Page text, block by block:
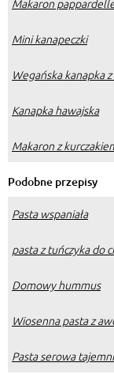
Makaron
Mini kanapeczki
Wegańska kanapka
Kanapka hawajska
Makaron z
Podobne przepisy
Pasta wspaniała
pasta z tuńczyka do
Domowy hummus
Wiosenna pasta z
Pasta serowa